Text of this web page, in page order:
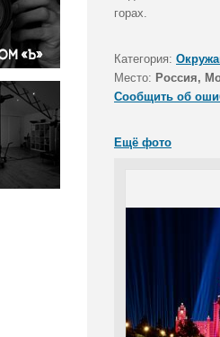
горах.
Категория:
Место: Россия,
Сообщить об
Ещё фото